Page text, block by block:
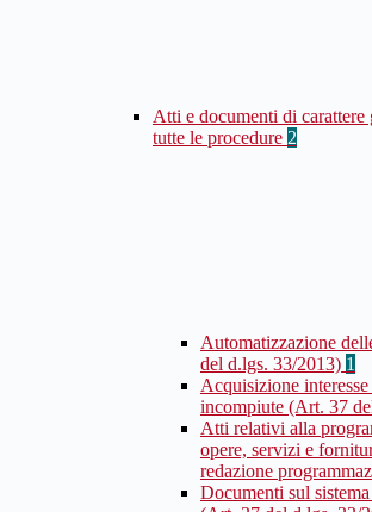
Atti e documenti di carattere
tutte le procedure 2
Automatizzazione
del d.lgs. 33/2013) 1
Acquisizione
incompiute (Art. 37
Atti relativi alla
opere, servizi e
redazione
Documenti sul